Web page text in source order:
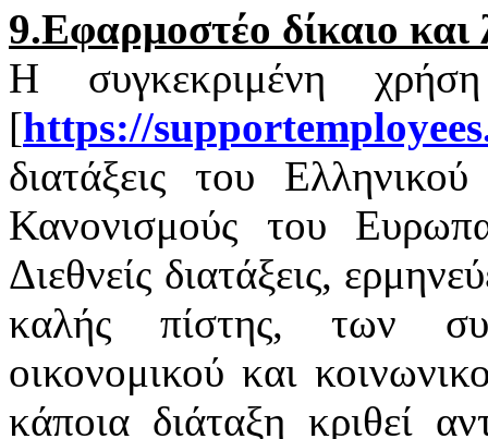
9.Εφαρμοστέο δίκαιο και
Η συγκεκριμένη
[https://supportemployees
διατάξεις του
Κανονισμούς του
Διεθνείς διατάξεις,
καλής πίστης, των
οικονομικού και
κάποια διάταξη κριθεί